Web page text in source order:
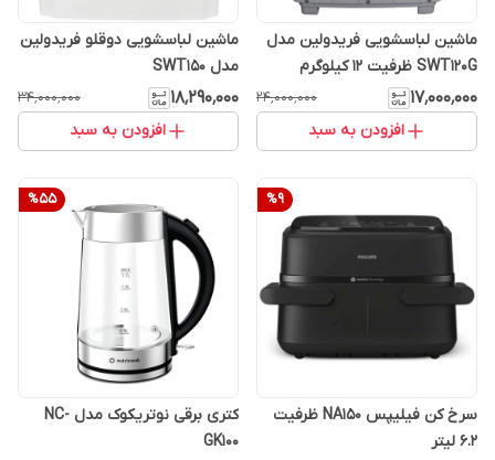
ماشین لباسشویی فریدولین مدل
SWT120G ظرفیت ۱۲ کیلوگرم
۱۷٬۰۰۰٬۰۰۰ ۲۴٬۰۰۰٬۰۰۰
افزودن به سبد
ماشین لباسشویی دوقلو فریدولین
مدل SWT150
۱۸٬۲۹۰٬۰۰۰ ۳۴٬۰۰۰٬۰۰۰
افزودن به سبد
%9
سرخ کن فیلیپس NA150 ظرفیت
۶.۲ لیتر
%55
کتری برقی نوتریکوک مدل NC-
GK100